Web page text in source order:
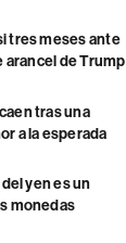
tres meses ante
arancel de Trump
tras una
a la esperada
yen es un
monedas